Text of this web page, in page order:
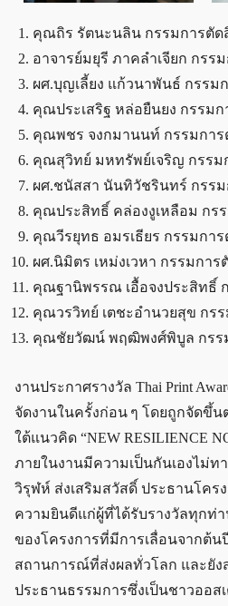
คุณถิร รัตนะนลิน กรรมการตัด
อาจารย์มยุรี ภาคลำเจียก กรร
ผศ.บุญเลี้ยง แก้วนาพันธ์ กรรม
คุณประเสริฐ หล่อยืนยง กรรม
คุณพชร จงกมานนท์ กรรมกา
คุณสุวิทย์ มหทรัพย์เจริญ กรรม
ผศ.ชนัสสา นันทิวัชรินทร์ กรร
คุณประสิทธิ์ คล่องงูเหลือม กร
คุณวีรยุทธ อมรเธียร กรรมกา
ผศ.นิมิตร เหม่งเวหา กรรมการ
คุณฐานิพรรณ เอื้อจงประสิทธิ์
คุณวรวิทย์ เตชะอำนวยสุข กร
คุณชัยวัฒน์ พฤฒิพงศ์พิบูล กรร
งานประกาศรางวัล Thai Print
จัดงานในครั้งก่อน ๆ โดยถูกจัดขึ้น
ใต้แนวคิด “NEW RESILIENCE
ภายในงานมีความเป็นกันเองไม่
วิรุฬห์ ส่งเสริมสวัสดิ์ ประธานโคร
ความยินดีแก่ผู้ที่ได้รับรางวัลทุกท่า
ของโครงการที่มีการเลื่อนจากต้น
สถานการณ์ที่ส่งผลทั่วโลก และยังส่
ประธานธรรมการซึ่งเป็นชาวออส